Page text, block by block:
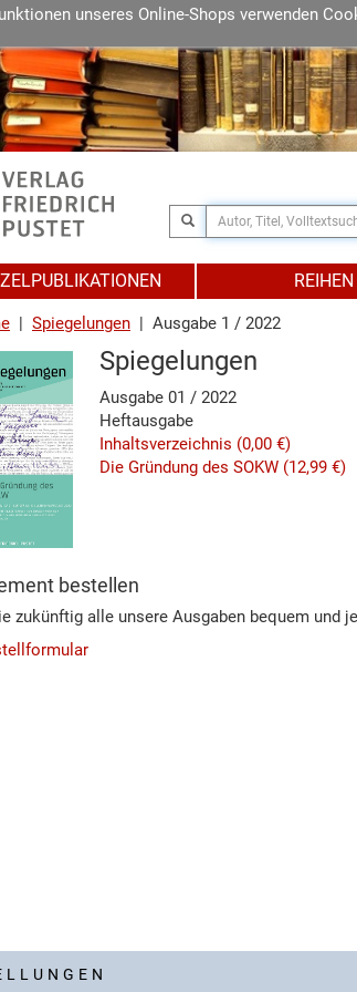
unseres Online-Shops verwenden
REIHEN
| Spiegelungen | Ausgabe 1 / 2022
Spiegelungen
Ausgabe 01 / 2022
Heftausgabe
Inhaltsverzeichnis (0,00 €)
Die Gründung des SOKW (12,99 €)
bestellen
zukünftig alle unsere Ausgaben bequem und